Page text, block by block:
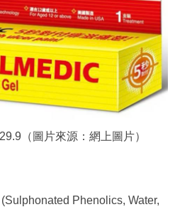
（圖片來源：網上圖片）
Phenolics, Water,